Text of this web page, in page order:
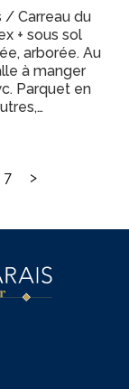
/ Carreau du
+ sous sol
arborée. Au
à manger
Parquet en
7 >